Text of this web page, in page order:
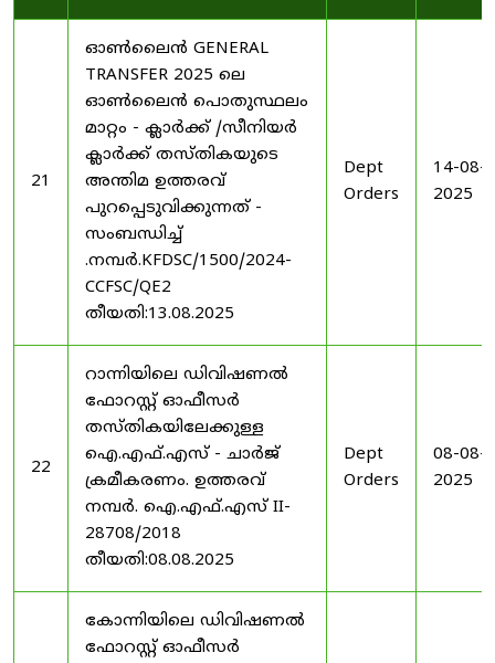
21
ഓൺലൈൻ GENERAL
TRANSFER 2025 ലെ
ഓൺലൈൻ പൊതുസ്ഥലം
മാറ്റം - ക്ലാർക്ക് /സീനിയർ
ക്ലാർക്ക് തസ്തികയുടെ
അന്തിമ ഉത്തരവ്
പുറപ്പെടുവിക്കുന്നത് -
സംബന്ധിച്ച്
.നമ്പർ.KFDSC/1500/2024-
CCFSC/QE2
തീയതി:13.08.2025
Dept
Orders
14-08-
2025
22
റാന്നിയിലെ ഡിവിഷണൽ
ഫോറസ്റ്റ് ഓഫീസർ
തസ്തികയിലേക്കുള്ള
ഐ.എഫ്.എസ് - ചാർജ്
ക്രമീകരണം. ഉത്തരവ്
നമ്പർ. ഐ.എഫ്.എസ് II-
28708/2018
തീയതി:08.08.2025
Dept
Orders
08-08-
2025
കോന്നിയിലെ ഡിവിഷണൽ
ഫോറസ്റ്റ് ഓഫീസർ